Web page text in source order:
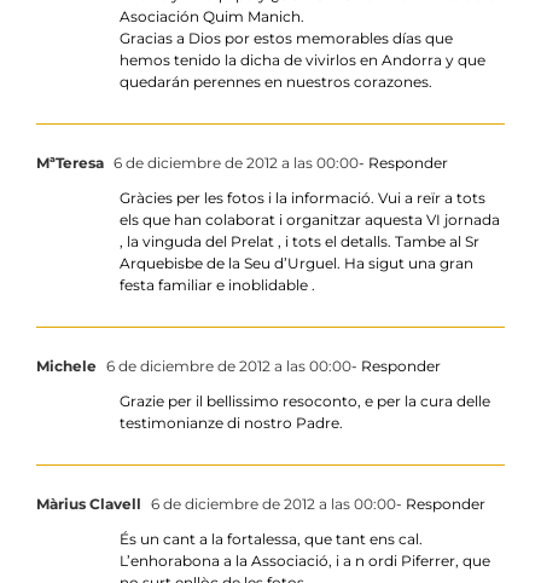
Asociación Quim Manich.
Gracias a Dios por estos memorables días que
hemos tenido la dicha de vivirlos en Andorra y que
quedarán perennes en nuestros corazones.
MªTeresa 6 de diciembre de 2012 a las 00:00- Responder
Gràcies per les fotos i la informació. Vui a reïr a tots
els que han colaborat i organitzar aquesta VI jornada
, la vinguda del Prelat , i tots el detalls. Tambe al Sr
Arquebisbe de la Seu d’Urguel. Ha sigut una gran
festa familiar e inoblidable .
Michele 6 de diciembre de 2012 a las 00:00- Responder
Grazie per il bellissimo resoconto, e per la cura delle
testimonianze di nostro Padre.
Màrius Clavell 6 de diciembre de 2012 a las 00:00- Responder
És un cant a la fortalessa, que tant ens cal.
L’enhorabona a la Associació, i a n ordi Piferrer, que